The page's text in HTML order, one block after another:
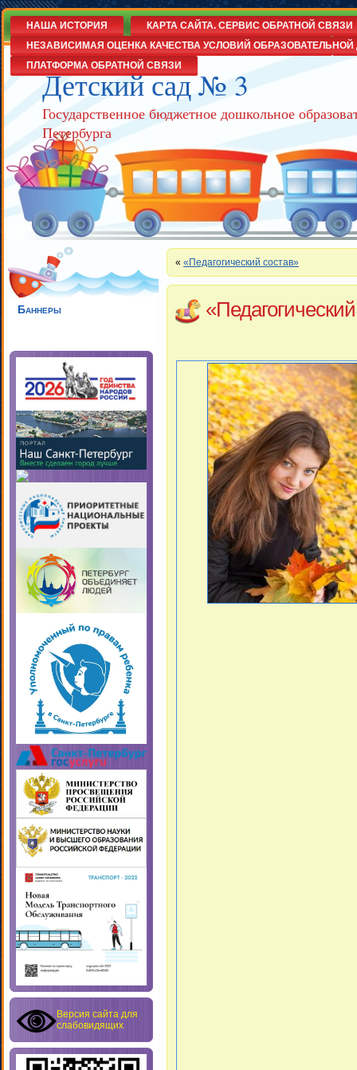
Детский сад № 3
Государственное бюджетное дошкольное
Петербурга
НАША ИСТОРИЯ
КАРТА САЙТА. СЕРВИС ОБРАТНОЙ СВЯЗИ
НЕЗАВИСИМАЯ ОЦЕНКА КАЧЕСТВА УСЛОВИЙ
ПЛАТФОРМА ОБРАТНОЙ СВЯЗИ
Баннеры
Версия сайта для
слабовидящих
« «Педагогический состав»